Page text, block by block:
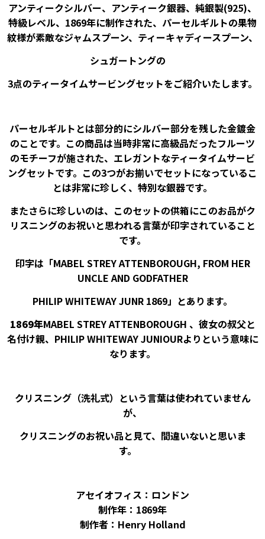
アンティークシルバー、アンティーク銀器、純銀製(925)、
特級レベル、1869年に制作された、パーセルギルトの果物
紋様が素敵なジャムスプーン、ティーキャディースプーン、
シュガートングの
3点のティータイムサービングセットをご紹介いたします。
パーセルギルトとは部分的にシルバー部分を残した金鍍金
のことです。この商品は当時非常に高級品だったフルーツ
のモチーフが施された、エレガントなティータイムサービ
ングセットです。この3つがお揃いでセットになっているこ
とは非常に珍しく、特別な銀器です。
またさらに珍しいのは、このセットの供箱にこのお品がク
リスニングのお祝いと思われる言葉が印字されていること
です。
印字は「MABEL STREY ATTENBOROUGH, FROM HER
UNCLE AND GODFATHER
PHILIP WHITEWAY JUNR 1869」とあります。
1869年MABEL STREY ATTENBOROUGH 、彼女の叔父と
名付け親、PHILIP WHITEWAY JUNIOURよりという意味に
なります。
クリスニング（洗礼式）という言葉は使われていません
が、
クリスニングのお祝い品と見て、間違いないと思いま
す。
アセイオフィス：ロンドン
制作年：1869年
制作者：Henry Holland